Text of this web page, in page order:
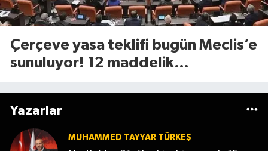
Çerçeve yasa teklifi bugün Meclis’e
sunuluyor! 12 maddelik
Yazarlar
MUHAMMED TAYYAR TÜRKEŞ